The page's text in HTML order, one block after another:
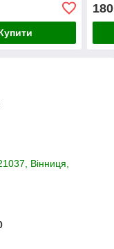
180
Вінниця,